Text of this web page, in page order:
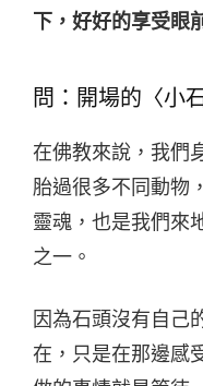
下，好好的享受眼
問：開場的〈小
在佛教來說，我們
胎過很多不同動物
靈魂，也是我們來
之一。
因為石頭沒有自己
在，只是在那邊感